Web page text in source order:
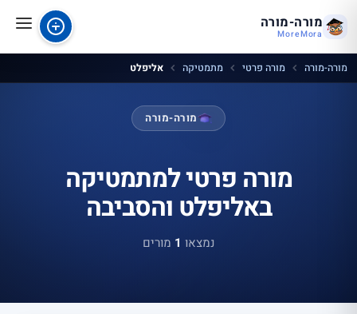
מורה-מורה
MoreMora
מורה-מורה מורה פרטי מתמטיקה אליפלט
מורה-מורה
מורה פרטי למתמטיקה
באליפלט והסביבה
נמצאו 1 מורים